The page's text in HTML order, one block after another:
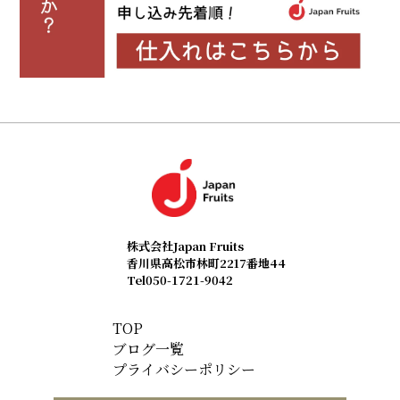
株式会社Japan Fruits
香川県高松市林町2217番地44
Tel050-1721-9042
TOP
ブログ一覧
プライバシーポリシー